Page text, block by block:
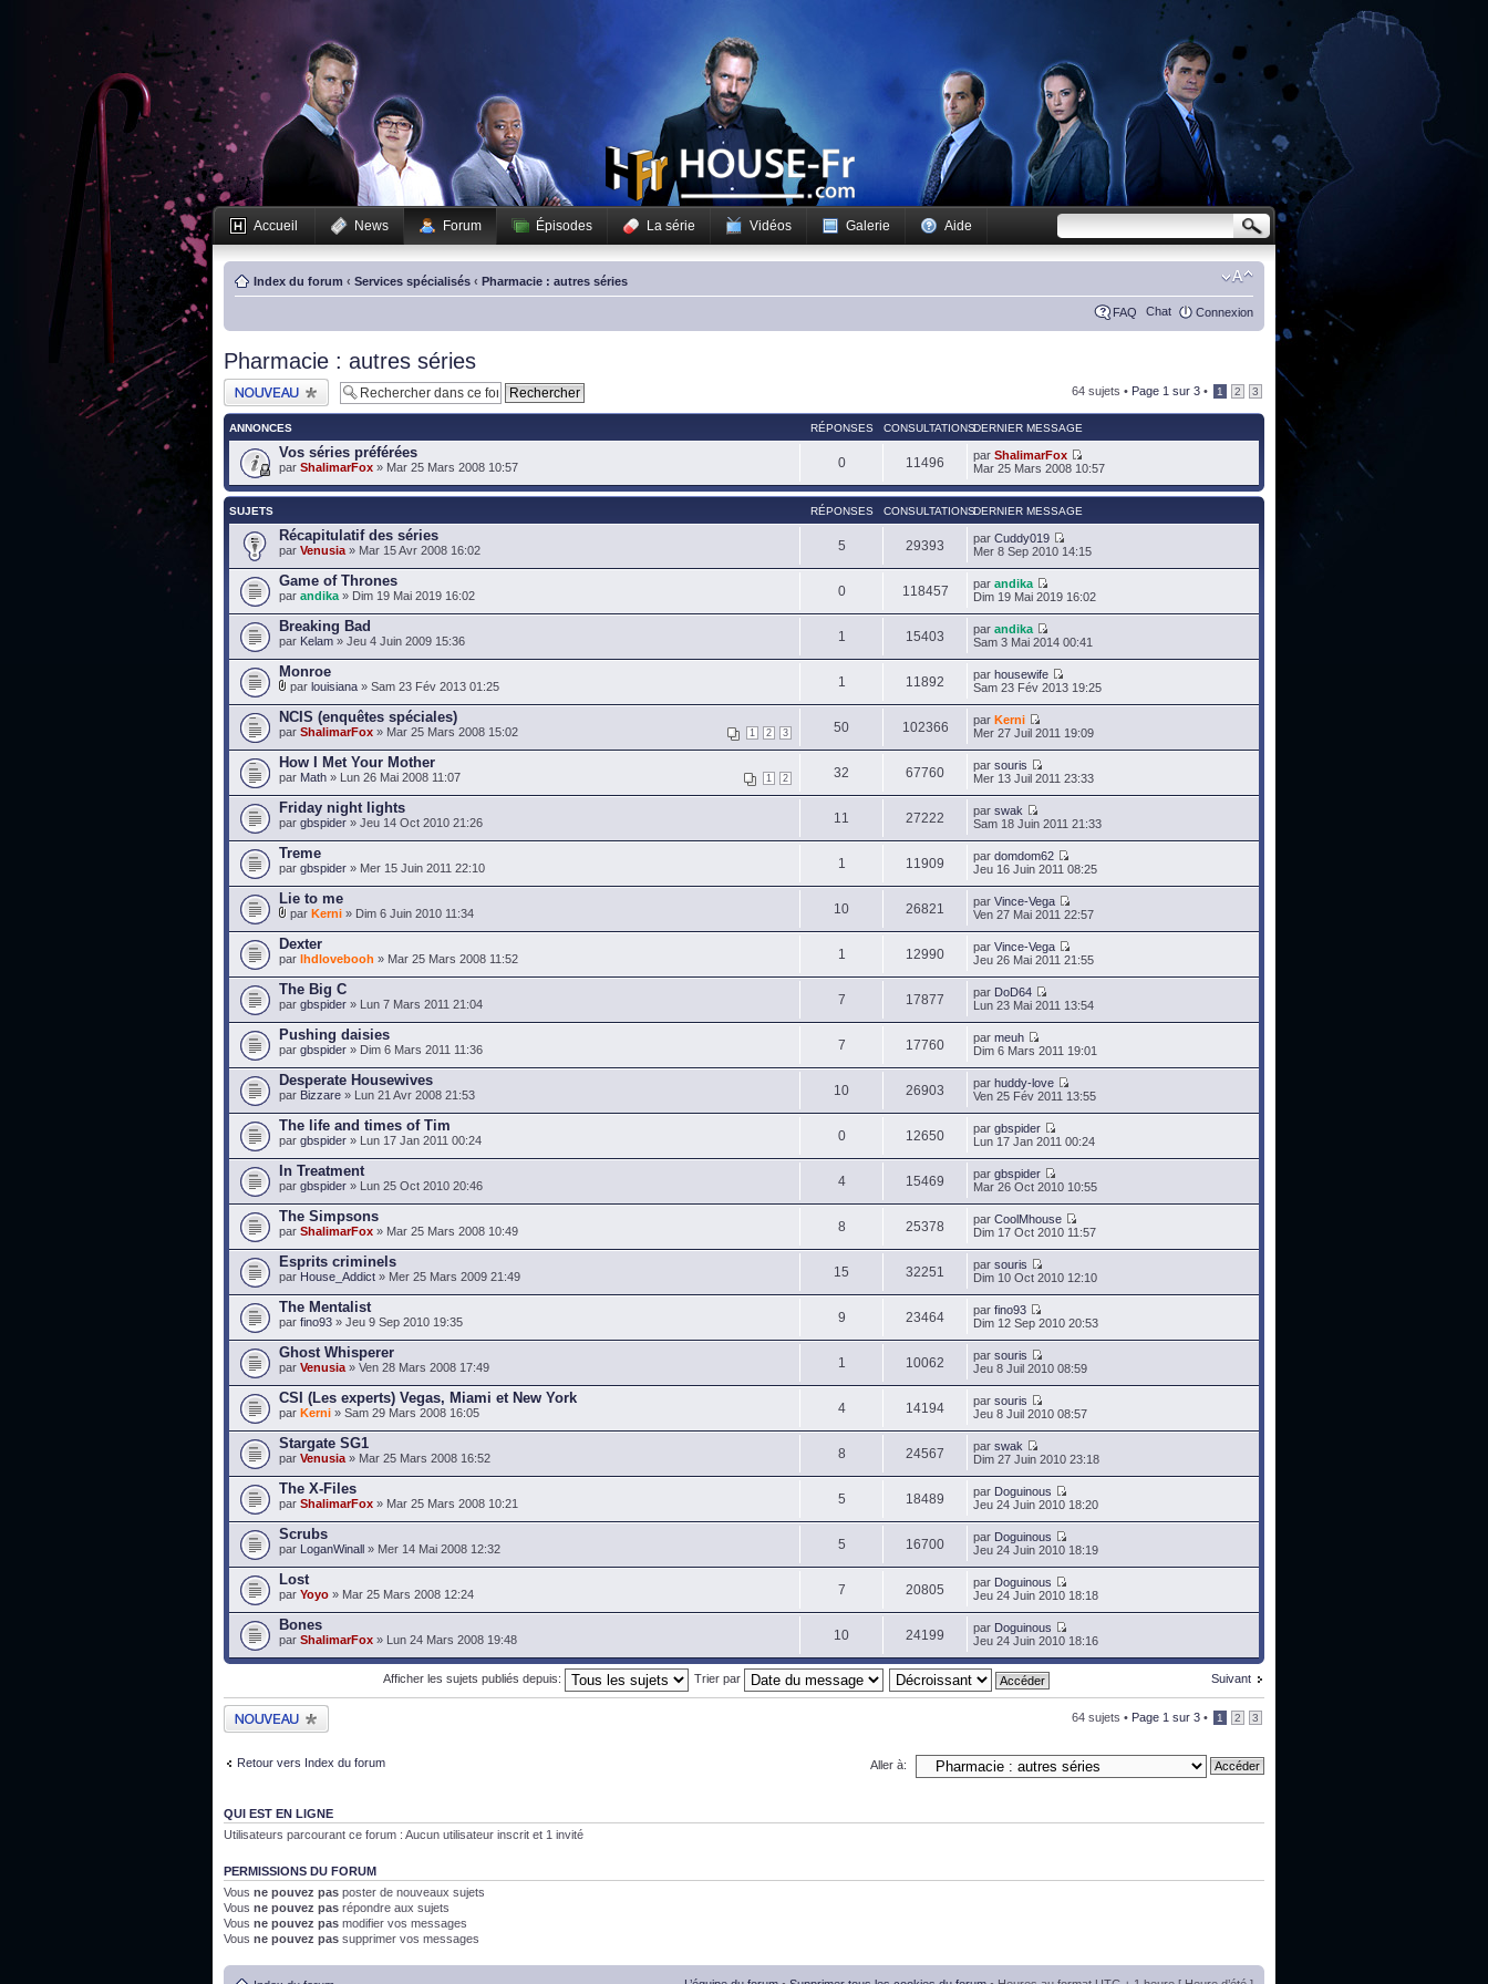
Accueil News Forum Épisodes La série Vidéos Galerie Aide
Index du forum ‹ Services spécialisés ‹ Pharmacie : autres séries
FAQ Chat Connexion
Pharmacie : autres séries
Publier un nouveau
sujet
64 sujets • Page 1 sur 3 • 1 2 3
ANNONCES RÉPONSES CONSULTATIONSDERNIER MESSAGE
Vos séries préférées
par ShalimarFox » Mar 25 Mars 2008 10:57 0 11496 par ShalimarFox
Mar 25 Mars 2008 10:57
SUJETS RÉPONSES CONSULTATIONSDERNIER MESSAGE
Récapitulatif des séries
par Venusia » Mar 15 Avr 2008 16:02 5 29393 par Cuddy019
Mer 8 Sep 2010 14:15
Game of Thrones
par andika » Dim 19 Mai 2019 16:02 0 118457 par andika
Dim 19 Mai 2019 16:02
Breaking Bad
par Kelam » Jeu 4 Juin 2009 15:36 1 15403 par andika
Sam 3 Mai 2014 00:41
Monroe
par louisiana » Sam 23 Fév 2013 01:25 1 11892 par housewife
Sam 23 Fév 2013 19:25
NCIS (enquêtes spéciales)
1 2 3
par ShalimarFox » Mar 25 Mars 2008 15:02 50 102366 par Kerni
Mer 27 Juil 2011 19:09
How I Met Your Mother
1 2
par Math » Lun 26 Mai 2008 11:07 32 67760 par souris
Mer 13 Juil 2011 23:33
Friday night lights
par gbspider » Jeu 14 Oct 2010 21:26 11 27222 par swak
Sam 18 Juin 2011 21:33
Treme
par gbspider » Mer 15 Juin 2011 22:10 1 11909 par domdom62
Jeu 16 Juin 2011 08:25
Lie to me
par Kerni » Dim 6 Juin 2010 11:34 10 26821 par Vince-Vega
Ven 27 Mai 2011 22:57
Dexter
par lhdlovebooh » Mar 25 Mars 2008 11:52 1 12990 par Vince-Vega
Jeu 26 Mai 2011 21:55
The Big C
par gbspider » Lun 7 Mars 2011 21:04 7 17877 par DoD64
Lun 23 Mai 2011 13:54
Pushing daisies
par gbspider » Dim 6 Mars 2011 11:36 7 17760 par meuh
Dim 6 Mars 2011 19:01
Desperate Housewives
par Bizzare » Lun 21 Avr 2008 21:53 10 26903 par huddy-love
Ven 25 Fév 2011 13:55
The life and times of Tim
par gbspider » Lun 17 Jan 2011 00:24 0 12650 par gbspider
Lun 17 Jan 2011 00:24
In Treatment
par gbspider » Lun 25 Oct 2010 20:46 4 15469 par gbspider
Mar 26 Oct 2010 10:55
The Simpsons
par ShalimarFox » Mar 25 Mars 2008 10:49 8 25378 par CoolMhouse
Dim 17 Oct 2010 11:57
Esprits criminels
par House_Addict » Mer 25 Mars 2009 21:49 15 32251 par souris
Dim 10 Oct 2010 12:10
The Mentalist
par fino93 » Jeu 9 Sep 2010 19:35 9 23464 par fino93
Dim 12 Sep 2010 20:53
Ghost Whisperer
par Venusia » Ven 28 Mars 2008 17:49 1 10062 par souris
Jeu 8 Juil 2010 08:59
CSI (Les experts) Vegas, Miami et New York
par Kerni » Sam 29 Mars 2008 16:05 4 14194 par souris
Jeu 8 Juil 2010 08:57
Stargate SG1
par Venusia » Mar 25 Mars 2008 16:52 8 24567 par swak
Dim 27 Juin 2010 23:18
The X-Files
par ShalimarFox » Mar 25 Mars 2008 10:21 5 18489 par Doguinous
Jeu 24 Juin 2010 18:20
Scrubs
par LoganWinall » Mer 14 Mai 2008 12:32 5 16700 par Doguinous
Jeu 24 Juin 2010 18:19
Lost
par Yoyo » Mar 25 Mars 2008 12:24 7 20805 par Doguinous
Jeu 24 Juin 2010 18:18
Bones
par ShalimarFox » Lun 24 Mars 2008 19:48 10 24199 par Doguinous
Jeu 24 Juin 2010 18:16
Suivant
Afficher les sujets publiés depuis: Trier par
Publier un nouveau
sujet
64 sujets • Page 1 sur 3 • 1 2 3
Retour vers Index du forum Aller à:
QUI EST EN LIGNE
Utilisateurs parcourant ce forum : Aucun utilisateur inscrit et 1 invité
PERMISSIONS DU FORUM
Vous ne pouvez pas poster de nouveaux sujets
Vous ne pouvez pas répondre aux sujets
Vous ne pouvez pas modifier vos messages
Vous ne pouvez pas supprimer vos messages